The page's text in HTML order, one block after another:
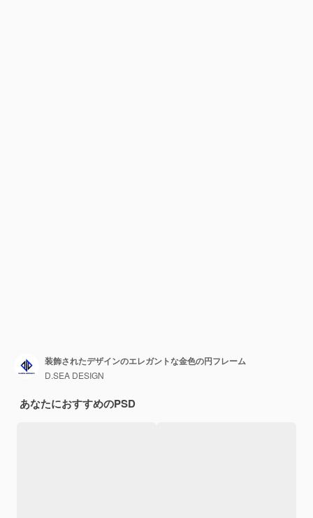
装飾されたデザインのエレガントな金色の円フレーム
D.SEA DESIGN
あなたにおすすめのPSD